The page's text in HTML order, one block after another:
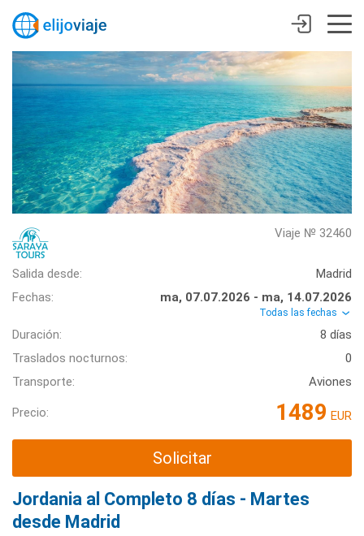
Viaje № 32460
Salida desde:
Madrid
Fechas:
ma, 07.07.2026 - ma, 14.07.2026
Todas las fechas
Duración:
8 días
Traslados nocturnos:
0
Transporte:
Aviones
Precio: 1489 EUR
Solicitar
Jordania al Completo 8 días - Martes
desde Madrid